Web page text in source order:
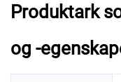
Produktark
og -